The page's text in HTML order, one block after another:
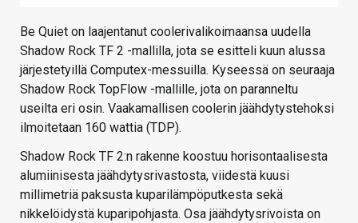
Be Quiet on laajentanut coolerivalikoimaansa uudella
Shadow Rock TF 2 -mallilla, jota se esitteli kuun alussa
järjestetyillä Computex-messuilla. Kyseessä on seuraaja
Shadow Rock TopFlow -mallille, jota on paranneltu
useilta eri osin. Vaakamallisen coolerin jäähdytystehoksi
ilmoitetaan 160 wattia (TDP).
Shadow Rock TF 2:n rakenne koostuu horisontaalisesta
alumiinisesta jäähdytysrivastosta, viidestä kuusi
millimetriä paksusta kuparilämpöputkesta sekä
nikkelöidystä kuparipohjasta. Osa jäähdytysrivoista on